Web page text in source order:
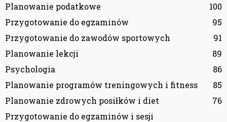
Planowanie podatkowe
100
Przygotowanie do egzaminów
95
Przygotowanie do zawodów sportowych
91
Planowanie lekcji
89
Psychologia
86
Planowanie programów treningowych i fitness
85
Planowanie zdrowych posiłków i diet
76
Przygotowanie do egzaminów i sesji